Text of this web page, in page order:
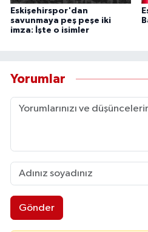
Eskişehirspor'dan
savunmaya peş peşe iki
imza: İşte o isimler
Yorumlar
Gönder